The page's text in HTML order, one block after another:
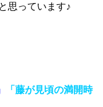
思っています♪
「藤が見頃の満開時